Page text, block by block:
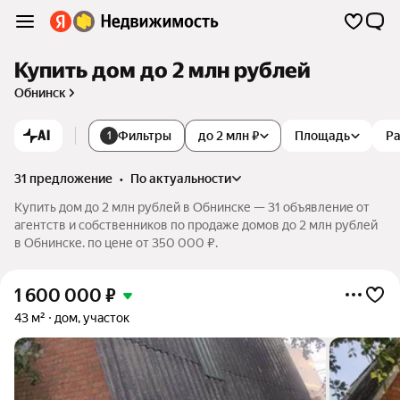
Купить дом до 2 млн рублей
Обнинск
AI 1 Фильтры до 2 млн ₽ Площадь
31 предложение •
по актуальности
Купить дом до 2 млн рублей в Обнинске — 31 объявление от
агентств и собственников по продаже домов до 2 млн рублей
в Обнинске. по цене от 350 000 ₽.
1 600 000 ₽
43 м² дом, участок